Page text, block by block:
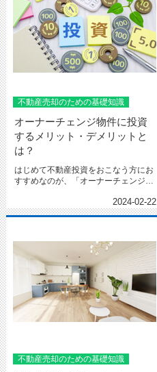
不動産売却のための基礎知識
オーナーチェンジ物件に投資
するメリット・デメリットと
は？
はじめて不動産投資をおこなう方にお
すすめなのが、「オーナーチェンジ物
2024-02-22
不動産売却のための基礎知識